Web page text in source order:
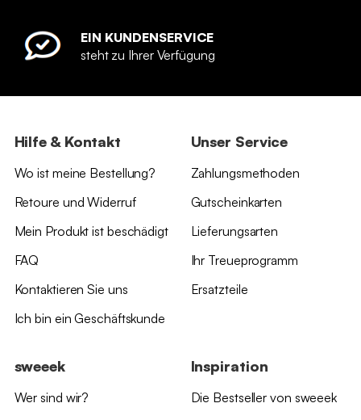
EIN KUNDENSERVICE
steht zu Ihrer Verfügung
Hilfe & Kontakt
Wo ist meine Bestellung?
Retoure und Widerruf
Mein Produkt ist beschädigt
FAQ
Kontaktieren Sie uns
Ich bin ein Geschäftskunde
Unser Service
Zahlungsmethoden
Gutscheinkarten
Lieferungsarten
Ihr Treueprogramm
Ersatzteile
sweeek
Wer sind wir?
Inspiration
Die Bestseller von sweeek